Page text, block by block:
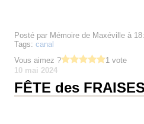
Posté par Mémoire de Maxéville à
Tags: canal
Vous aimez ?
1 vote
10 mai 2024
FÊTE des FRAISES